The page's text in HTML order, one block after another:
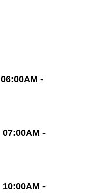
ראשון - חמישי 06:00AM -
שישי 07:00AM -
שבת 10:00AM -